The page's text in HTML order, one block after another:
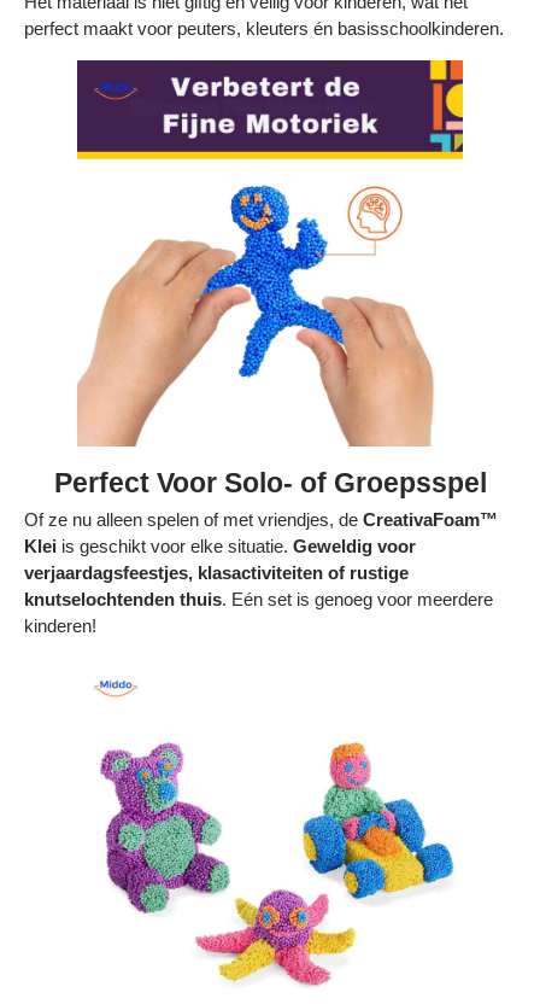
perfect maakt voor peuters, kleuters én basisschoolkinderen.
Perfect Voor Solo- of Groepsspel
Of ze nu alleen spelen of met vriendjes, de CreativaFoam™
Klei is geschikt voor elke situatie. Geweldig voor
verjaardagsfeestjes, klasactiviteiten of rustige
knutselochtenden thuis. Eén set is genoeg voor meerdere
kinderen!